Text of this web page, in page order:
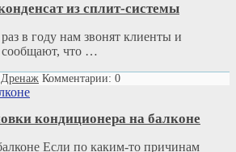
из сплит-системы
в году нам звонят клиенты и
что …
Дренаж Комментарии: 0
кондиционера на балконе
Если по каким-то причинам